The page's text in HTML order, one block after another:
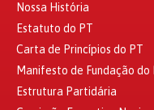
Nossa História
Estatuto do PT
Carta de Princípios do PT
Manifesto de Fundação do
Estrutura Partidária